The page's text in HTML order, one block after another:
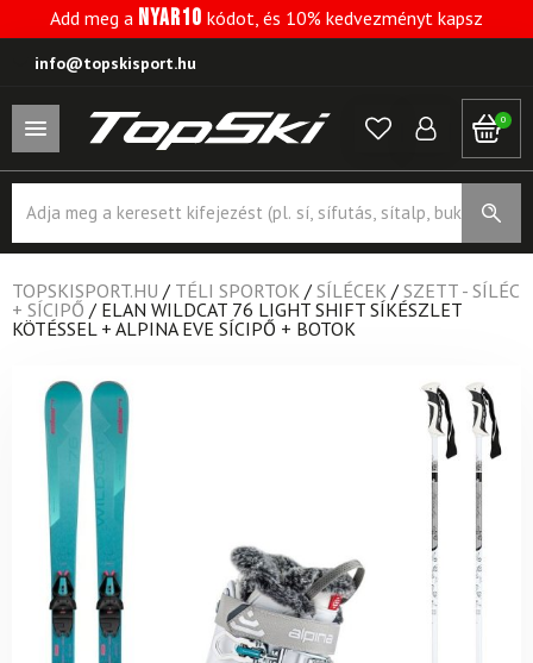
Add meg a NYAR10 kódot, és 10% kedvezményt kapsz
info@topskisport.hu
0
search
TOPSKISPORT.HU / TÉLI SPORTOK / SÍLÉCEK / SZETT - SÍLÉC
+ SÍCIPŐ / ELAN WILDCAT 76 LIGHT SHIFT SÍKÉSZLET
KÖTÉSSEL + ALPINA EVE SÍCIPŐ + BOTOK